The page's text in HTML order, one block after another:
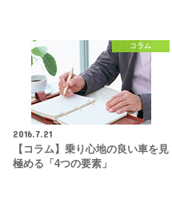
コラム
2016.7.21
【コラム】乗り心地の良い車を見
極める「4つの要素」